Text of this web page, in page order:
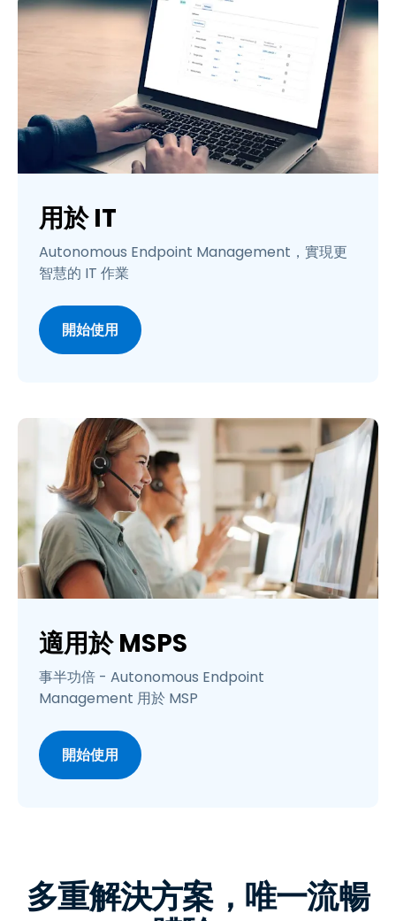
用於 IT
Autonomous Endpoint Management，實現更
智慧的 IT 作業
開始使用
適用於 MSPS
事半功倍 - Autonomous Endpoint
Management 用於 MSP
開始使用
多重解決方案，唯一流暢